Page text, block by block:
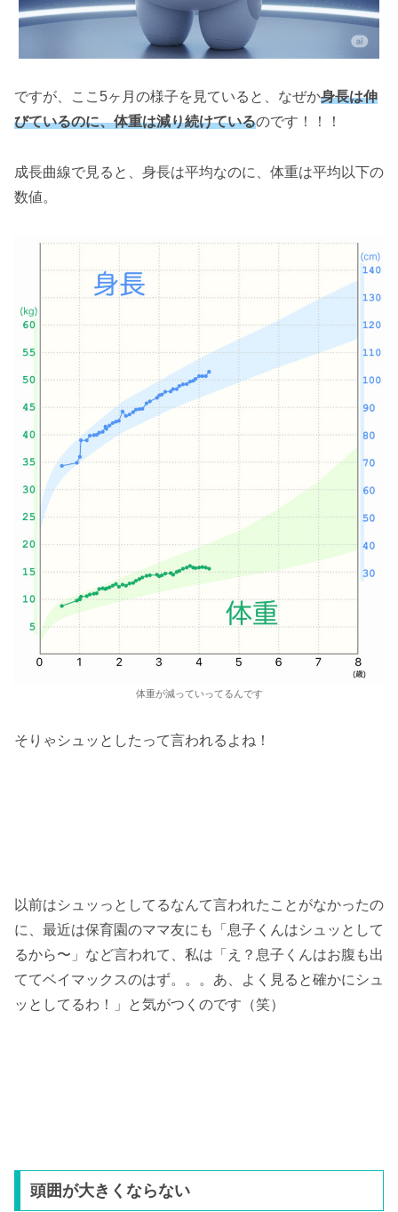
ですが、ここ5ヶ月の様子を見ていると、なぜか身長は伸
びているのに、体重は減り続けているのです！！！
成長曲線で見ると、身長は平均なのに、体重は平均以下の
数値。
体重が減っていってるんです
そりゃシュッとしたって言われるよね！
以前はシュッっとしてるなんて言われたことがなかったの
に、最近は保育園のママ友にも「息子くんはシュッとして
るから〜」など言われて、私は「え？息子くんはお腹も出
ててベイマックスのはず。。。あ、よく見ると確かにシュ
ッとしてるわ！」と気がつくのです（笑）
頭囲が大きくならない